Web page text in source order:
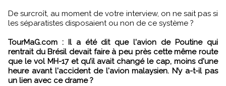
De surcroît, au moment de votre interview, on ne sait pas si
les séparatistes disposaient ou non de ce système ?
TourMaG.com : Il a été dit que l'avion de Poutine qui
rentrait du Brésil devait faire à peu près cette même route
que le vol MH-17 et qu’il avait changé le cap, moins d'une
heure avant l'accident de l'avion malaysien. N’y a-t-il pas
un lien avec ce drame ?